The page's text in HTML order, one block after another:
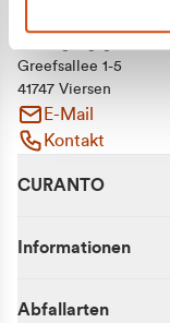
Greefsallee 1-5
41747 Viersen
E-Mail
Kontakt
CURANTO
Informationen
Abfallarten